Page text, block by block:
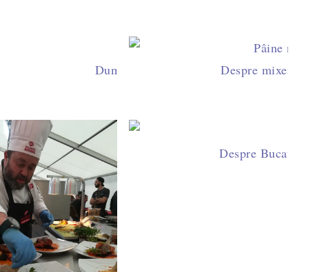
faci un blog culinarDuminica la prânz, cu Laura Laurențiu
Despre mixerul
Despre Bucate